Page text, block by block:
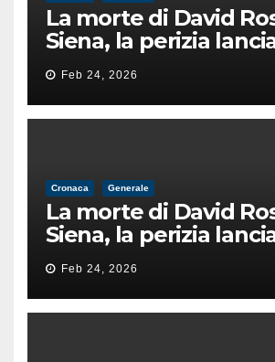
La morte di David
Siena, la perizia
di un’intimidazione
male
Feb 24, 2026
Cronaca Generale
La morte di David
Siena, la perizia
di un’intimidazione
male
Feb 24, 2026